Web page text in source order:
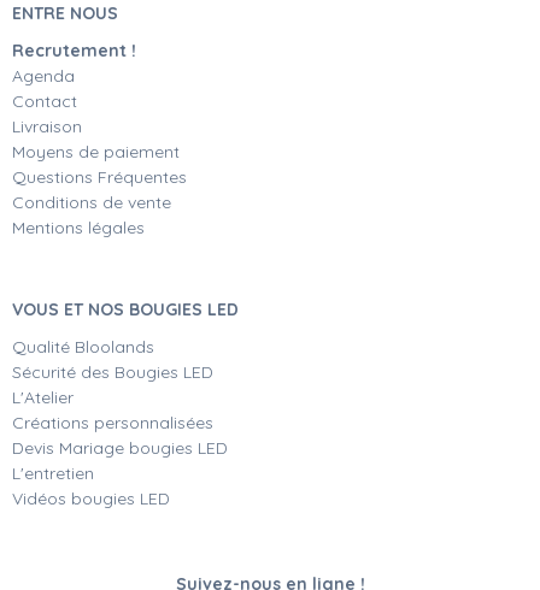
ENTRE NOUS
Recrutement !
Agenda
Contact
Livraison
Moyens de paiement
Questions Fréquentes
Conditions de vente
Mentions légales
VOUS ET NOS BOUGIES LED
Qualité Bloolands
Sécurité des Bougies LED
L'Atelier
Créations personnalisées
Devis Mariage bougies LED
L'entretien
Vidéos bougies LED
Suivez-nous en ligne !